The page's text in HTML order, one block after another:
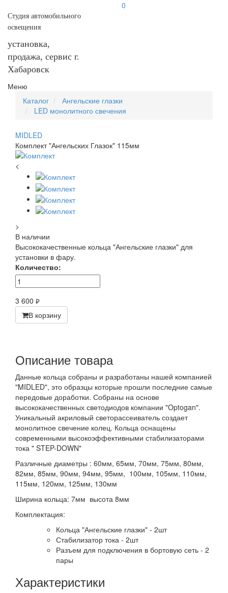
Студия автомобильного
освещения
установка,
продажа, сервис г.
Хабаровск
0
Меню
Каталог
Ангельские глазки
LED монолитного свечения
MIDLED
Комплект "Ангельских Глазок" 115мм
<
>
В наличии
Высококачественные кольца "Ангельские глазки" для
установки в фару.
Количество:
3 600 руб.
В корзину
Описание товара
Данные кольца собраны и разработаны нашей компанией
"MIDLED", это образцы которые прошли последние самые
передовые доработки. Собраны на основе
высококачественных светодиодов компании "Optogan".
Уникальный акриловый светорассеиватель создает
монолитное свечение колец. Кольца оснащены
современными высокоэффективными стабилизаторами
тока " STEP-DOWN"
Различные диаметры : 60мм, 65мм, 70мм, 75мм, 80мм,
82мм, 85мм, 90мм, 94мм, 95мм, 100мм, 105мм, 110мм,
115мм, 120мм, 125мм, 130мм
Ширина кольца: 7мм высота 8мм
Комплектация:
Кольца "Ангельские глазки" - 2шт
Стабилизатор тока - 2шт
Разъем для подключения в бортовую сеть - 2
пары
Характеристики